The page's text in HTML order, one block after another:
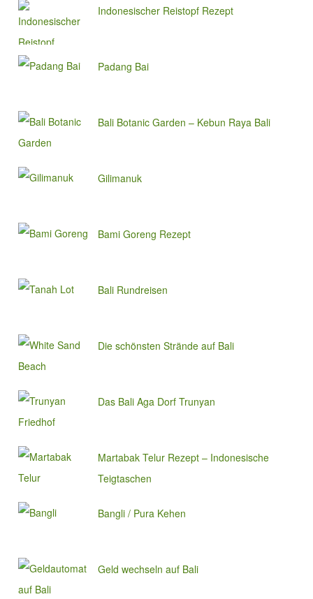
Indonesischer Reistopf Rezept
Padang Bai
Bali Botanic Garden – Kebun Raya Bali
Gilimanuk
Bami Goreng Rezept
Bali Rundreisen
Die schönsten Strände auf Bali
Das Bali Aga Dorf Trunyan
Martabak Telur Rezept – Indonesische
Teigtaschen
Bangli / Pura Kehen
Geld wechseln auf Bali